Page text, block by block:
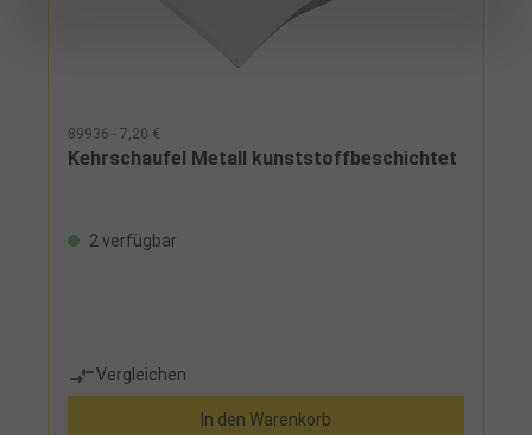
89936 - 7,20 €
Kehrschaufel Metall kunststoffbeschichtet
2 verfügbar
Vergleichen
In den Warenkorb